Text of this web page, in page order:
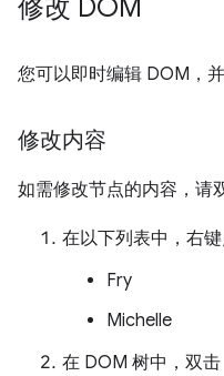
修改 DOM
您可以即时编辑 DOM，
修改内容
如需修改节点的内容，请
在以下列表中，右
Fry
Michelle
在 DOM 树中，双击